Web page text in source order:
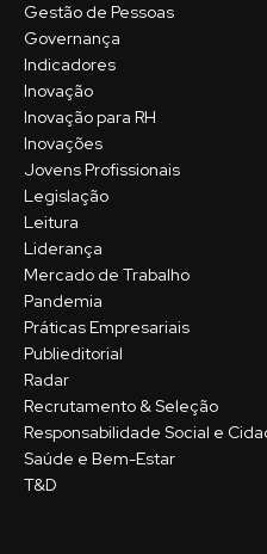
Gestão de Pessoas
Governança
Indicadores
Inovação
Inovação para RH
Inovações
Jovens Profissionais
Legislação
Leitura
Liderança
Mercado de Trabalho
Pandemia
Práticas Empresariais
Publieditorial
Radar
Recrutamento & Seleção
Responsabilidade Social e
Saúde e Bem-Estar
T&D